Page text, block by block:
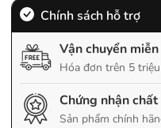
Chính sách hỗ trợ
Vận chuyển
Hóa đơn trên 5 triệu
Chứng nhận
Sản phẩm chính